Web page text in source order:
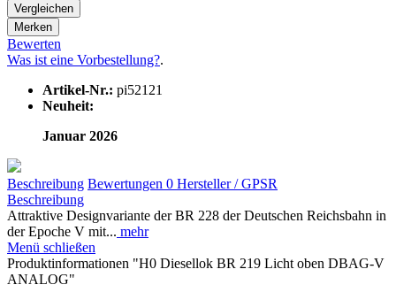
Vergleichen
Merken
Bewerten
Was ist eine Vorbestellung?.
Artikel-Nr.: pi52121
Neuheit:
Januar 2026
Beschreibung Bewertungen 0 Hersteller / GPSR
Beschreibung
Attraktive Designvariante der BR 228 der Deutschen Reichsbahn in
der Epoche V mit... mehr
Menü schließen
Produktinformationen "H0 Diesellok BR 219 Licht oben DBAG-V
ANALOG"